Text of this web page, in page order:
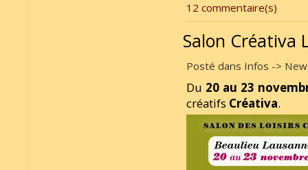
12 commentaire(s)
Salon Créativa
Posté dans Infos ->
Du 20 au 23
créatifs Créativa.